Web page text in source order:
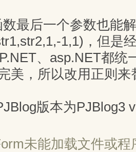
最后一个参数也能
1,1)，但是
、asp.NET都统
美，所以改用正则来
版本为PJBlog3
未能加载文件或程